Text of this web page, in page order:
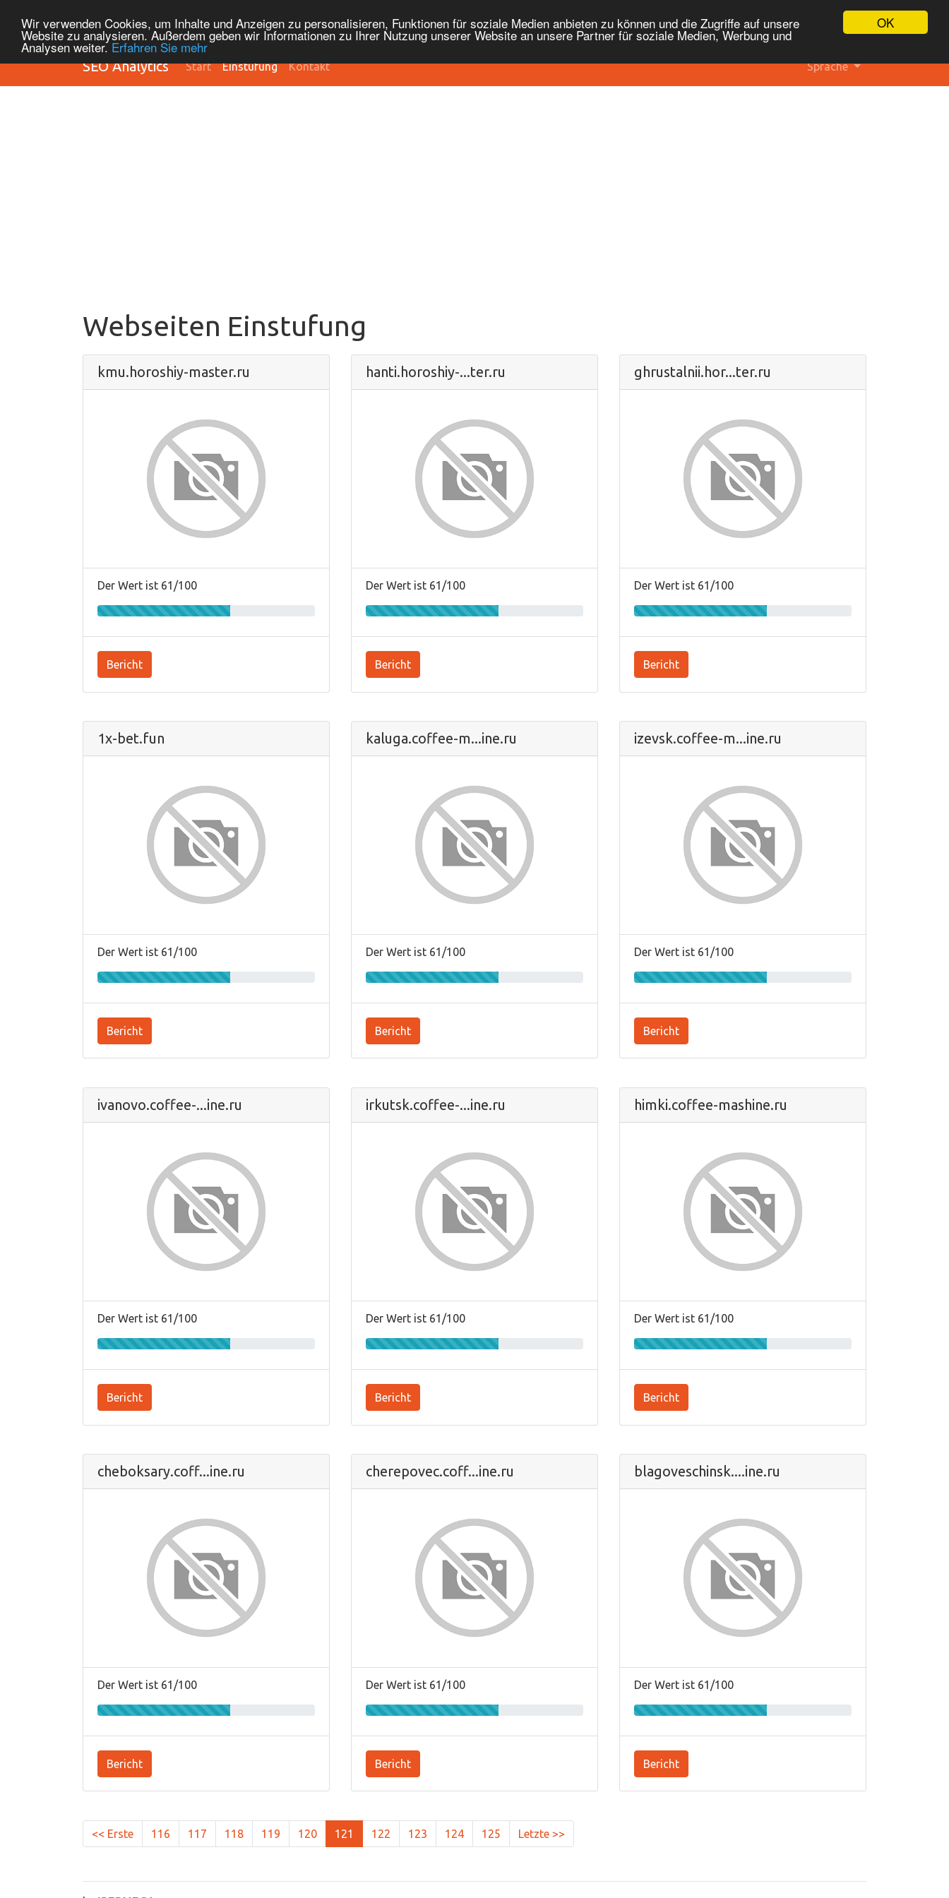
OK
Wir verwenden Cookies, um Inhalte und Anzeigen zu personalisieren, Funktionen für soziale Medien anbieten zu können und die Zugriffe auf unsere
Website zu analysieren. Außerdem geben wir Informationen zu Ihrer Nutzung unserer Website an unsere Partner für soziale Medien, Werbung und
Analysen weiter. Erfahren Sie mehr
SEO Analytics Start Einstufung Kontakt Sprache
Webseiten Einstufung
kmu.horoshiy-master.ru
Der Wert ist 61/100
Bericht
hanti.horoshiy-...ter.ru
Der Wert ist 61/100
Bericht
ghrustalnii.hor...ter.ru
Der Wert ist 61/100
Bericht
1x-bet.fun
Der Wert ist 61/100
Bericht
kaluga.coffee-m...ine.ru
Der Wert ist 61/100
Bericht
izevsk.coffee-m...ine.ru
Der Wert ist 61/100
Bericht
ivanovo.coffee-...ine.ru
Der Wert ist 61/100
Bericht
irkutsk.coffee-...ine.ru
Der Wert ist 61/100
Bericht
himki.coffee-mashine.ru
Der Wert ist 61/100
Bericht
cheboksary.coff...ine.ru
Der Wert ist 61/100
Bericht
cherepovec.coff...ine.ru
Der Wert ist 61/100
Bericht
blagoveschinsk....ine.ru
Der Wert ist 61/100
Bericht
<< Erste 116 117 118 119 120 121 122 123 124 125 Letzte >>